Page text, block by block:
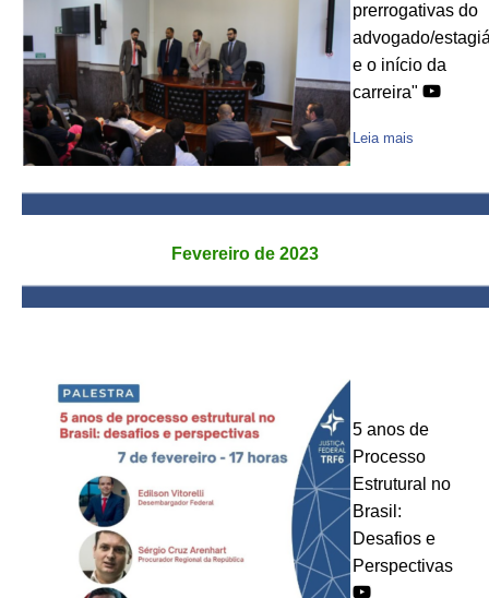
prerrogativas do
advogado/
e o início da
carreira"
Leia mais
Fevereiro de 2023
5 anos de
Processo
Estrutural no
Brasil:
Desafios e
Perspectivas